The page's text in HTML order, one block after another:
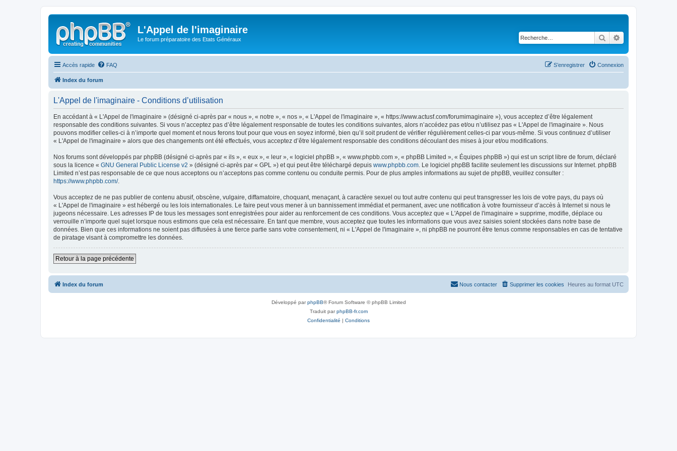
L'Appel de l'imaginaire
Le forum préparatoire des Etats Généraux Rechercher
Accès rapide FAQ Connexion
S’enregistrer
Index du forum
L'Appel de l'imaginaire - Conditions d’utilisation
En accédant à « L'Appel de l'imaginaire » (désigné ci-après par « nous », « notre », « nos », « L'Appel de l'imaginaire », « https://www.actusf.com/forumimaginaire »), vous acceptez d’être légalement
responsable des conditions suivantes. Si vous n’acceptez pas d’être légalement responsable de toutes les conditions suivantes, alors n’accédez pas et/ou n’utilisez pas « L'Appel de l'imaginaire ». Nous
pouvons modifier celles-ci à n’importe quel moment et nous ferons tout pour que vous en soyez informé, bien qu’il soit prudent de vérifier régulièrement celles-ci par vous-même. Si vous continuez d’utiliser
« L'Appel de l'imaginaire » alors que des changements ont été effectués, vous acceptez d’être légalement responsable des conditions découlant des mises à jour et/ou modifications.
Nos forums sont développés par phpBB (désigné ci-après par « ils », « eux », « leur », « logiciel phpBB », « www.phpbb.com », « phpBB Limited », « Équipes phpBB ») qui est un script libre de forum, déclaré
sous la licence « GNU General Public License v2 » (désigné ci-après par « GPL ») et qui peut être téléchargé depuis www.phpbb.com . Le logiciel phpBB facilite seulement les discussions sur Internet. phpBB
Limited n’est pas responsable de ce que nous acceptons ou n’acceptons pas comme contenu ou conduite permis. Pour de plus amples informations au sujet de phpBB, veuillez consulter :
https://www.phpbb.com/.
Vous acceptez de ne pas publier de contenu abusif, obscène, vulgaire, diffamatoire, choquant, menaçant, à caractère sexuel ou tout autre contenu qui peut transgresser les lois de votre pays, du pays où
« L'Appel de l'imaginaire » est hébergé ou les lois internationales. Le faire peut vous mener à un bannissement immédiat et permanent, avec une notification à votre fournisseur d’accès à Internet si nous le
jugeons nécessaire. Les adresses IP de tous les messages sont enregistrées pour aider au renforcement de ces conditions. Vous acceptez que « L'Appel de l'imaginaire » supprime, modifie, déplace ou
verrouille n’importe quel sujet lorsque nous estimons que cela est nécessaire. En tant que membre, vous acceptez que toutes les informations que vous avez saisies soient stockées dans notre base de
données. Bien que ces informations ne soient pas diffusées à une tierce partie sans votre consentement, ni « L'Appel de l'imaginaire », ni phpBB ne pourront être tenus comme responsables en cas de tentative
de piratage visant à compromettre les données.
Retour à la page précédente
Index du forum Heures au format UTC
Supprimer les cookies
Nous contacter
Développé parphpBB® Forum Software © phpBB Limited
Traduit parphpBB-fr.com
Confidentialité | Conditions